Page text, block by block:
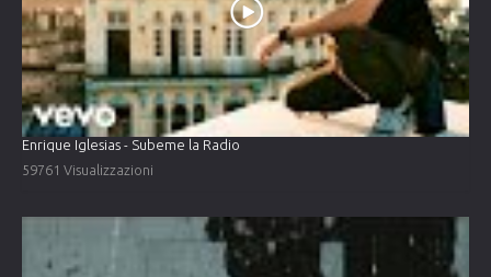
Enrique Iglesias - Subeme la Radio
59761 Visualizzazioni